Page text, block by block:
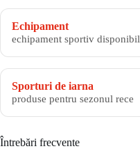
Echipament
echipament sportiv disponibil
Sporturi de iarna
produse pentru sezonul rece
Întrebări frecvente